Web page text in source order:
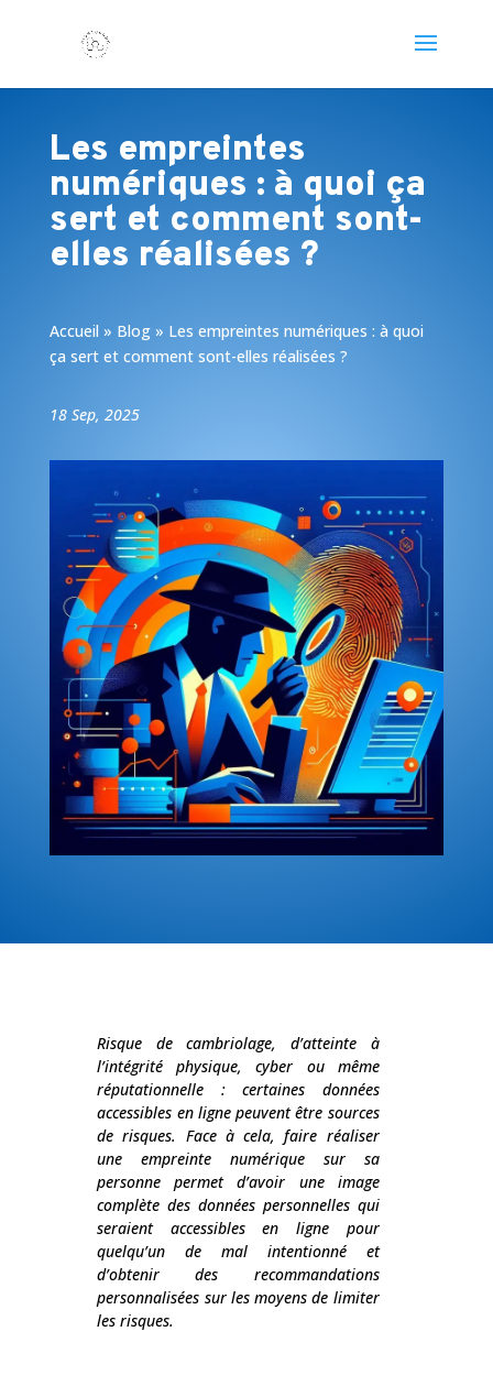
Les empreintes
numériques : à quoi ça
sert et comment sont-
elles réalisées ?
Accueil » Blog» Les empreintes numériques : à quoi
ça sert et comment sont-elles réalisées ?
18 Sep, 2025
Risque de cambriolage, d’atteinte à
l’intégrité physique, cyber ou même
réputationnelle : certaines données
accessibles en ligne peuvent être sources
de risques. Face à cela, faire réaliser
une empreinte numérique sur sa
personne permet d’avoir une image
complète des données personnelles qui
seraient accessibles en ligne pour
quelqu’un de mal intentionné et
d’obtenir des recommandations
personnalisées sur les moyens de limiter
les risques.